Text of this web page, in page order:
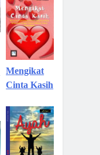
Mengikat
Cinta Kasih